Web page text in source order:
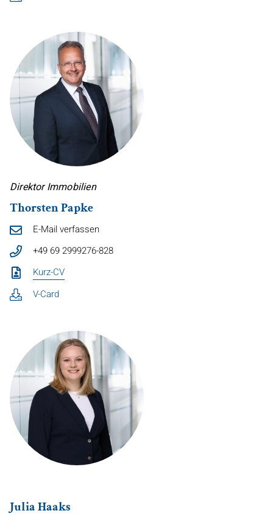
Direktor Immobilien
Thorsten Papke
E-Mail verfassen
+49 69 2999276-828
Kurz-CV
V-Card
Julia Haaks